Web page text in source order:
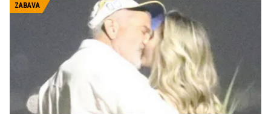
in z lahkoto zasenčila precej mlajše zvezdnice.
ZABAVA